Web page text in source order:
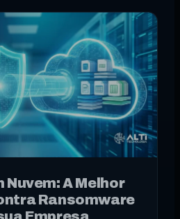
Nuvem: A Melhor
Ransomware